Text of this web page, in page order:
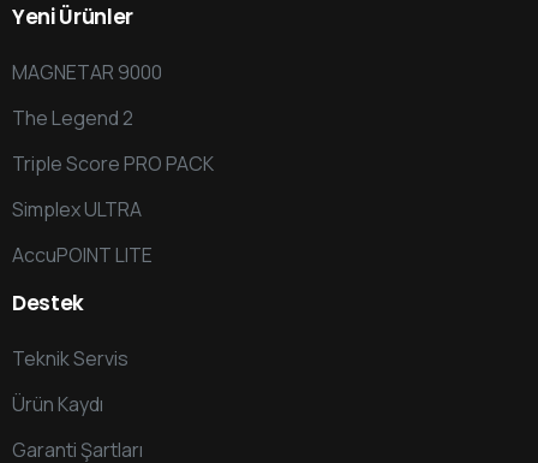
YeniÜrünler
MAGNETAR 9000
The Legend 2
Triple Score PRO PACK
Simplex ULTRA
AccuPOINT LITE
Destek
Teknik Servis
Ürün Kaydı
Garanti Şartları